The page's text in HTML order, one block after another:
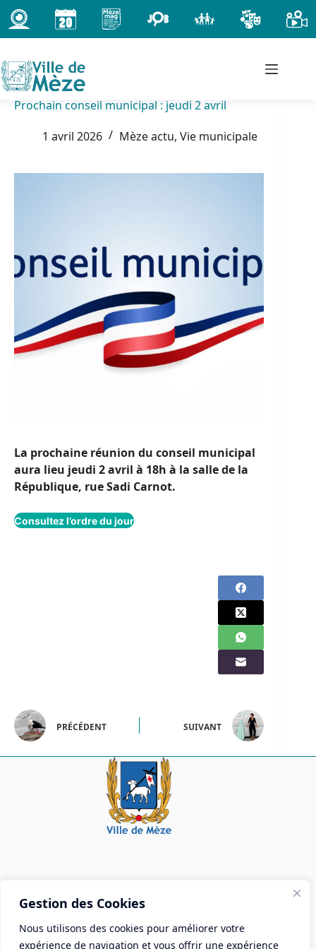
Gestion des Cookies
Nous utilisons des cookies pour améliorer votre
expérience de navigation et vous offrir une expérience
Passer
au
contenu
Prochain conseil municipal : jeudi 2 avril
1 avril 2026
Mèze actu, Vie municipale
La prochaine réunion du conseil municipal
aura lieu jeudi 2 avril à 18h à la salle de la
République, rue Sadi Carnot.
Consultez l’ordre du jour
PRÉCÉDENT SUIVANT
Mairie de Mèze
Place Aristide Briand - BP 28 34140 Mèze
Tél :04 67 18 30 30